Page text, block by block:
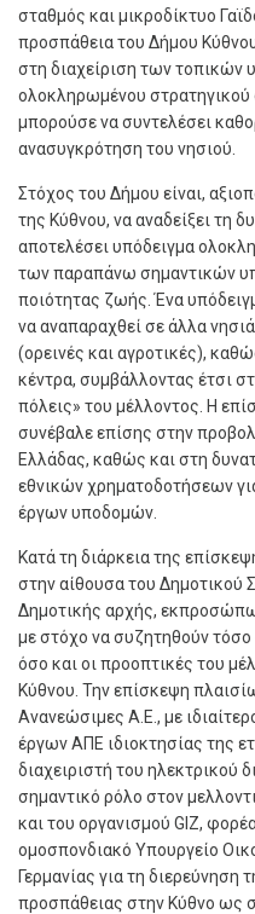
σταθμός και μικροδίκτυο
προσπάθεια του Δήμου
στη διαχείριση των τοπικών
ολοκληρωμένου
μπορούσε να συντελέσει
ανασυγκρότηση του νησιού.
Στόχος του Δήμου είναι,
της Κύθνου, να αναδείξει τη
αποτελέσει υπόδειγμα
των παραπάνω σημαντικών
ποιότητας ζωής. Ένα
να αναπαραχθεί σε άλλα
(ορεινές και αγροτικές),
κέντρα, συμβάλλοντας έτσι
πόλεις» του μέλλοντος. Η
συνέβαλε επίσης στην
Ελλάδας, καθώς και στη
εθνικών χρηματοδοτήσεων
έργων υποδομών.
Κατά τη διάρκεια της
στην αίθουσα του Δημοτικού
Δημοτικής αρχής,
με στόχο να συζητηθούν τόσο
όσο και οι προοπτικές του
Κύθνου. Την επίσκεψη
Ανανεώσιμες Α.Ε., με
έργων ΑΠΕ ιδιοκτησίας της
διαχειριστή του ηλεκτρικού
σημαντικό ρόλο στον
και του οργανισμού GIZ,
ομοσπονδιακό Υπουργείο
Γερμανίας για τη διερεύνηση
προσπάθειας στην Κύθνο ως